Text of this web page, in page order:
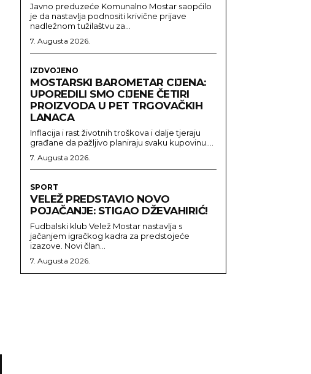
Javno preduzeće Komunalno Mostar saopćilo
je da nastavlja podnositi krivične prijave
nadležnom tužilaštvu za...
7. Augusta 2026.
IZDVOJENO
MOSTARSKI BAROMETAR CIJENA:
UPOREDILI SMO CIJENE ČETIRI
PROIZVODA U PET TRGOVAČKIH
LANACA
Inflacija i rast životnih troškova i dalje tjeraju
građane da pažljivo planiraju svaku kupovinu....
7. Augusta 2026.
SPORT
VELEŽ PREDSTAVIO NOVO
POJAČANJE: STIGAO DŽEVAHIRIĆ!
Fudbalski klub Velež Mostar nastavlja s
jačanjem igračkog kadra za predstojeće
izazove. Novi član...
7. Augusta 2026.